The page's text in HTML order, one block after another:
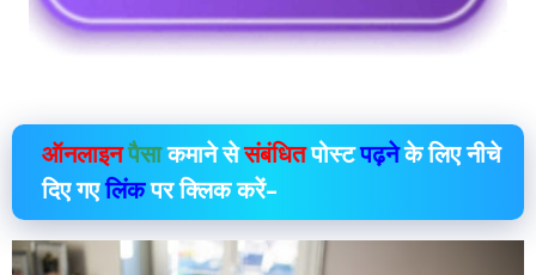
ऑनलाइनपैसाकमाने सेसंबंधितपोस्टपढ़नेके लिए नीचे
दिए गएलिंकपर क्लिक करें–